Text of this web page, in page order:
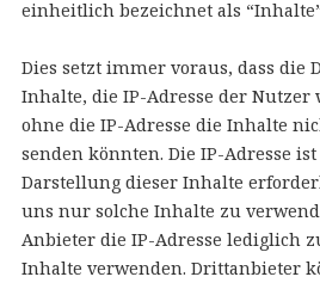
einheitlich bezeichnet als
Dies setzt immer voraus, dass die
Inhalte, die IP-Adresse der Nutzer
ohne die IP-Adresse die Inhalte
senden könnten. Die IP-Adresse
Darstellung dieser Inhalte
uns nur solche Inhalte zu
Anbieter die IP-Adresse lediglich
Inhalte verwenden. Drittanbieter